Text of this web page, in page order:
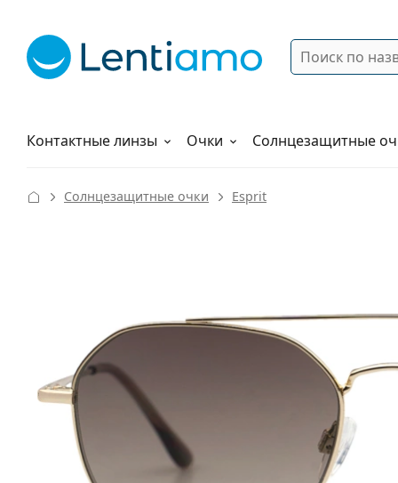
Поиск
Контактные линзы
Растворы Очки Солнцезащитные
Как заказать
Солнцезащитные очки Esprit
Ширина